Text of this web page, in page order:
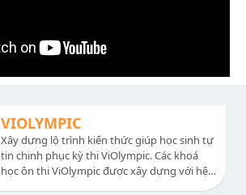
VIOLYMPIC
Xây dựng lộ trình kiến thức giúp học sinh tự
tin chinh phục kỳ thi ViOlympic. Các khoá
học ôn thi ViOlympic được xây dựng với hệ
thống các chuyên đề nâng cao sát với đề thi,